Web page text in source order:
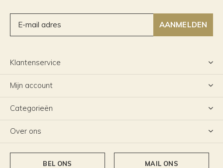
AANMELDEN
Klantenservice
Mijn account
Categorieën
Over ons
BEL ONS MAIL ONS